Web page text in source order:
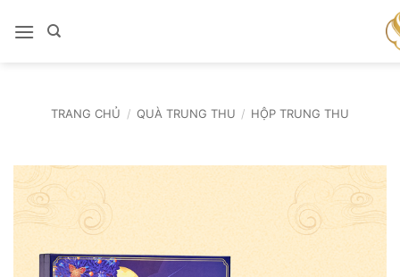
qua
TRANG CHỦ / QUÀ TRUNG THU / HỘP TRUNG THU